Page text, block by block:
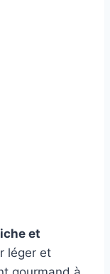
et
léger et